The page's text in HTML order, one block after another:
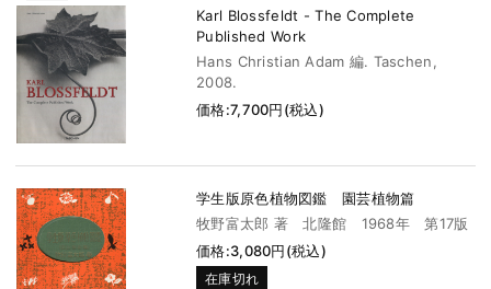
Karl Blossfeldt - The Complete
Published Work
Hans Christian Adam 編. Taschen,
2008.
価格:7,700円(税込)
学生版原色植物図鑑 園芸植物篇
牧野富太郎 著 北隆館 1968年 第17版
価格:3,080円(税込)
在庫切れ